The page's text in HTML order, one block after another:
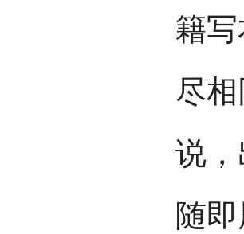
籍
尽
说
随即